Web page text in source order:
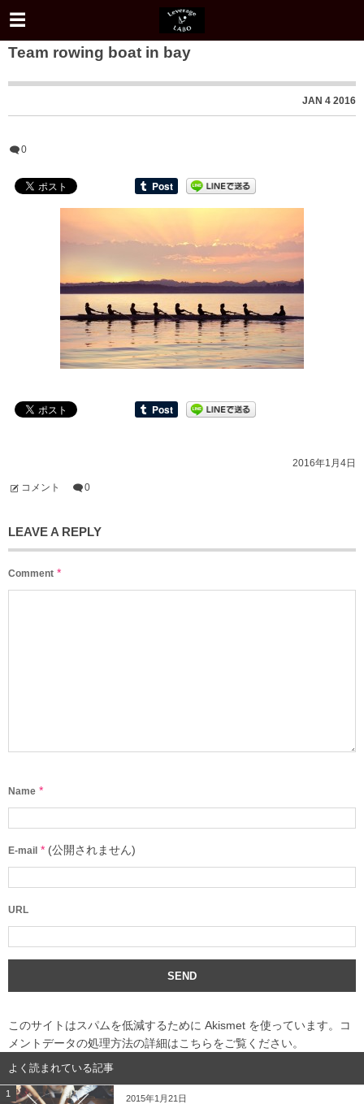
Team rowing boat in bay
JAN 4 2016
0
2016年1月4日
コメント 0
LEAVE A REPLY
Comment *
Name *
E-mail * (公開されません)
URL
このサイトはスパムを低減するために Akismet を使っています。
コ
メントデータの処理方法の詳細はこちらをご覧ください。
よく読まれている記事
1 2015年1月21日